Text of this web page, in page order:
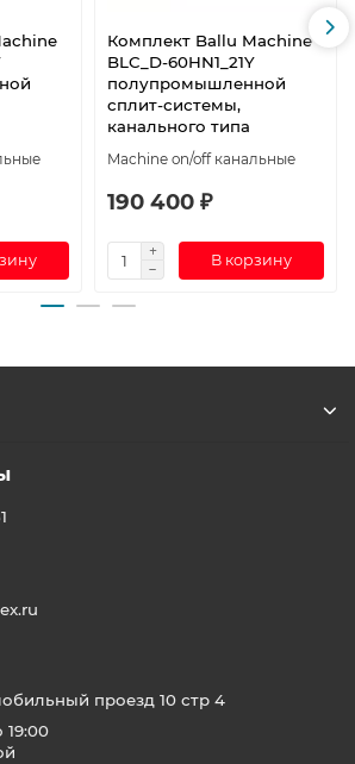
Комплект Ballu Machine
BLC_D-60HN1_21Y
полупромышленной
сплит-системы,
канального типа
Machine on/off канальные
190 400 ₽
В корзину
проезд 10 стр 4
19:00